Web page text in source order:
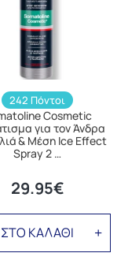
242 Πόντοι
Cosmetic
για τον Άνδρα
& Μέση Ice Effect
Spray 2 …
29.95€
ΣΤΟ ΚΑΛΑΘΙ